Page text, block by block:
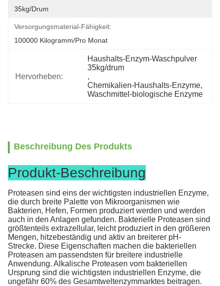
35kg/drum
Versorgungsmaterial-Fähigkeit:
100000 Kilogramm/pro Monat
Hervorheben:
Haushalts-Enzym-Waschpulver
35kg/drum
,
Chemikalien-Haushalts-Enzyme
Waschmittel-biologische Enzyme
Beschreibung Des Produkts
Produkt-Beschreibung
Proteasen sind eins der wichtigsten industriellen Enzyme,
die durch breite Palette von Mikroorganismen wie
Bakterien, Hefen, Formen produziert werden und werden
auch in den Anlagen gefunden. Bakterielle Proteasen sind
größtenteils extrazellular, leicht produziert in den größeren
Mengen, hitzebeständig und aktiv an breiterer pH-
Strecke. Diese Eigenschaften machen die bakteriellen
Proteasen am passendsten für breitere industrielle
Anwendung. Alkalische Proteasen vom bakteriellen
Ursprung sind die wichtigsten industriellen Enzyme, die
ungefähr 60% des Gesamtweltenzymmarktes beitragen.